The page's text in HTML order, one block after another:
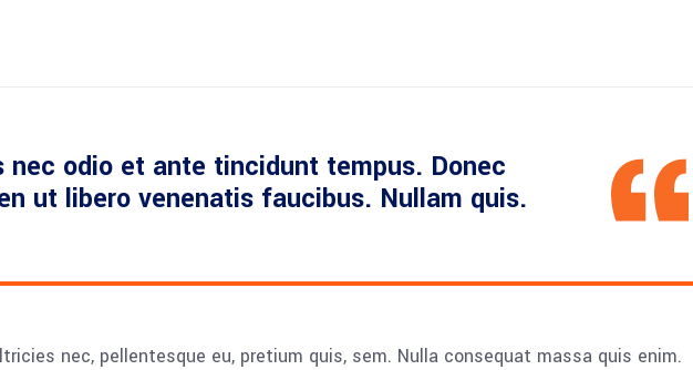
nec odio et ante tincidunt tempus. Donec
ut libero venenatis faucibus. Nullam quis.
nec, pellentesque eu, pretium quis, sem. Nulla consequat massa quis enim.